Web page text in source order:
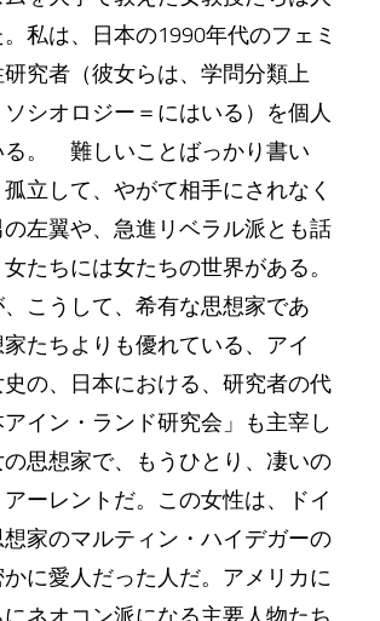
私は、日本の1990年代のフェミ
究者（彼女らは、学問分類上
シオロジー＝にはいる）を個人
る。 難しいことばっかり書い
立して、やがて相手にされなく
左翼や、急進リベラル派とも話
たちには女たちの世界がある。
こうして、希有な思想家であ
たちよりも優れている、アイ
の、日本における、研究者の代
イン・ランド研究会」も主宰し
思想家で、もうひとり、凄いの
ーレントだ。この女性は、ドイ
家のマルティン・ハイデガーの
に愛人だった人だ。アメリカに